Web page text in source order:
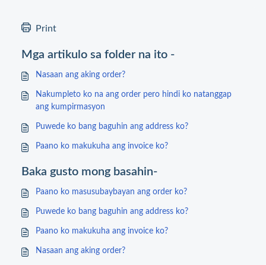
Print
Mga artikulo sa folder na ito -
Nasaan ang aking order?
Nakumpleto ko na ang order pero hindi ko natanggap
ang kumpirmasyon
Puwede ko bang baguhin ang address ko?
Paano ko makukuha ang invoice ko?
Baka gusto mong basahin-
Paano ko masusubaybayan ang order ko?
Puwede ko bang baguhin ang address ko?
Paano ko makukuha ang invoice ko?
Nasaan ang aking order?